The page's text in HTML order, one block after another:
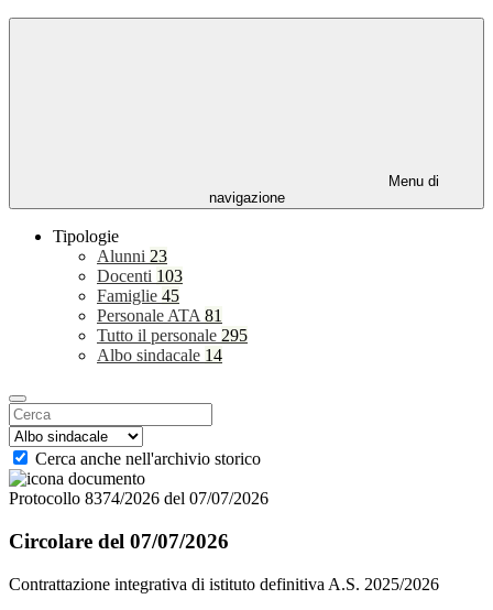
Menu di
navigazione
Tipologie
Alunni 23
Docenti 103
Famiglie 45
Personale ATA 81
Tutto il personale 295
Albo sindacale 14
Cerca anche nell'archivio storico
Protocollo 8374/2026 del 07/07/2026
Circolare del 07/07/2026
Contrattazione integrativa di istituto definitiva A.S. 2025/2026